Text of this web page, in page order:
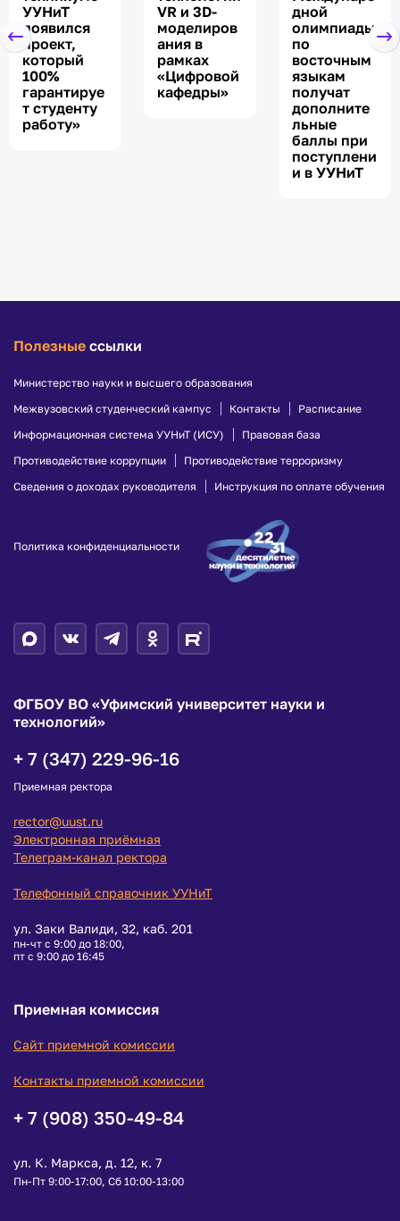
УУНиТ
появился
проект,
который
100%
гарантируе
т студенту
работу»
VR и 3D-
моделиров
ания в
рамках
«Цифровой
кафедры»
дной
олимпиады
по
восточным
языкам
получат
дополните
льные
баллы при
поступлени
и в УУНиТ
Полезные ссылки
Министерство науки и высшего образования
Межвузовский студенческий кампус
Контакты
Расписание
Информационная система УУНиТ (ИСУ)
Правовая база
Противодействие коррупции
Противодействие терроризму
Сведения о доходах руководителя
Инструкция по оплате обучения
Политика конфиденциальности
ФГБОУ ВО «Уфимский университет науки и
технологий»
+ 7 (347) 229-96-16
Приемная ректора
rector@uust.ru
Электронная приёмная
Телеграм-канал ректора
Телефонный справочник УУНиТ
ул. Заки Валиди, 32, каб. 201
пн-чт с 9:00 до 18:00,
пт с 9:00 до 16:45
Приемная комиссия
Сайт приемной комиссии
Контакты приемной комиссии
+ 7 (908) 350-49-84
ул. К. Маркса, д. 12, к. 7
Пн-Пт 9:00-17:00, Сб 10:00-13:00